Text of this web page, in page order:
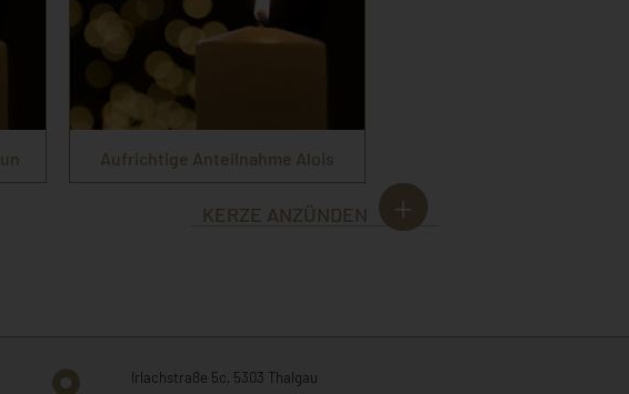
Aufrichtige Anteilnahme Alois
KERZE ANZÜNDEN
Irlachstraße 5c, 5303 Thalgau